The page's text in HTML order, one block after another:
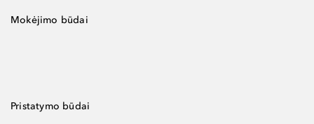
Mokėjimo būdai
Pristatymo būdai